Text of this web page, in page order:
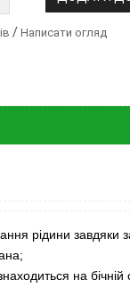
/ Написати огляд
рідини завдяки
на бічній